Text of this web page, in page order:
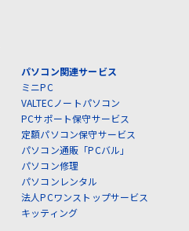
パソコン関連サービス
ミニPC
VALTECノートパソコン
PCサポート保守サービス
定額パソコン保守サービス
パソコン通販「PCバル」
パソコン修理
パソコンレンタル
法人PCワンストップサービス
キッティング